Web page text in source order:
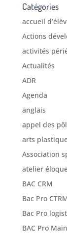
Catégories
accueil
Actions
activités
Actualités
ADR
Agenda
anglais
appel des
arts
Association
atelier
BAC CRM
Bac Pro
Bac Pro
BAC Pro